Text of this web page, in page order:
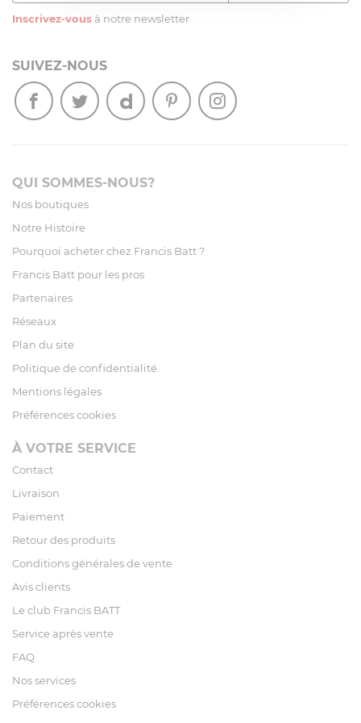
Inscrivez-vous à notre newsletter
SUIVEZ-NOUS
QUI SOMMES-NOUS?
Nos boutiques
Notre Histoire
Pourquoi acheter chez Francis Batt ?
Francis Batt pour les pros
Partenaires
Réseaux
Plan du site
Politique de confidentialité
Mentions légales
Préférences cookies
À VOTRE SERVICE
Contact
Livraison
Paiement
Retour des produits
Conditions générales de vente
Avis clients
Le club Francis BATT
Service après vente
FAQ
Nos services
Préférences cookies